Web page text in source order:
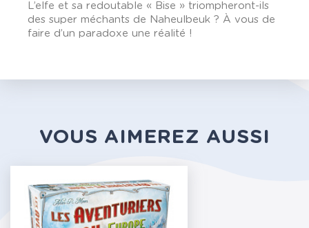
L’elfe et sa redoutable « Bise » triompheront-ils
des super méchants de Naheulbeuk ? À vous de
faire d’un paradoxe une réalité !
VOUS AIMEREZ AUSSI